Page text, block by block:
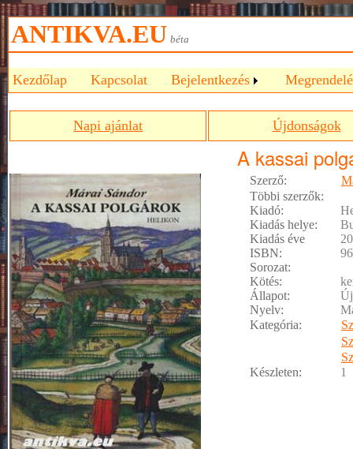
ANTIKVA.EU béta
Kezdőlap Kapcsolat Bejelentkezés
Napi ajánlat Újdonságok
A kassai
Szerző:
Többi szerzők:
Kiadó:
Kiadás helye:
Kiadás éve
ISBN:
Sorozat:
Kötés:
Állapot:
Nyelv:
Kategória:
Készleten:
1